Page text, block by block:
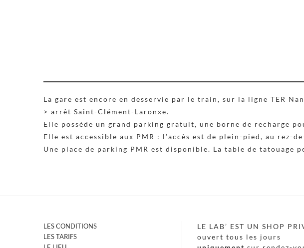
La gare est encore en desservie par le train, sur la ligne TER
> arrêt Saint-Clément-Laronxe.
Elle possède un grand parking gratuit, une borne de recharge
Elle est accessible aux PMR : l’accès est de plein-pied, au rez-
Une place de parking PMR est disponible. La table de tatouage
LES CONDITIONS
LES TARIFS
LE LAB’ EST UN SHOP
ouvert tous les jours